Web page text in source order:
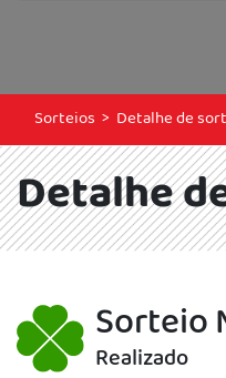
Sorteios > Detalhe de
Detalhe
Sorteio
Realizado